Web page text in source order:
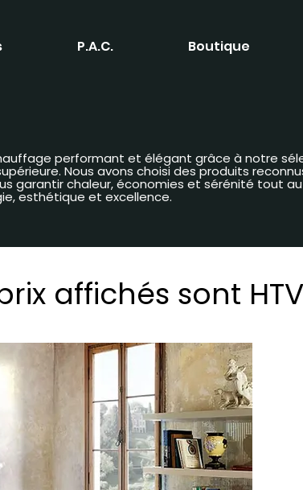
P.A.C. Boutique
performant et élégant grâce à notre
Nous avons choisi des produits
garantir chaleur, économies et sérénité tout au
esthétique et excellence.
affichés sont